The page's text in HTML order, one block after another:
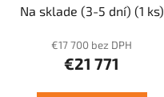
rámom
Na sklade (3-5 dní) (1 ks)
€17 700 bez DPH
€21 771